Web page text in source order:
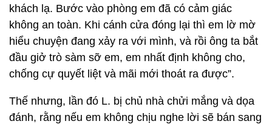
khách lạ. Bước vào phòng em đã có cảm giác
không an toàn. Khi cánh cửa đóng lại thì em lờ mờ
hiểu chuyện đang xảy ra với mình, và rồi ông ta bắt
đầu giở trò sàm sỡ em, em nhất định không cho,
chống cự quyết liệt và mãi mới thoát ra được”.
Thế nhưng, lần đó L. bị chủ nhà chửi mắng và dọa
đánh, rằng nếu em không chịu nghe lời sẽ bán sang